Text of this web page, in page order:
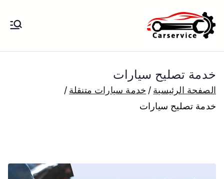
إلى
المحتوى
الكويت
بنشر متنقل الكويت كهرباء وبنشر تبديل
بارخص الاسعار
خدمة تصليح سيارات
الصفحة الرئيسية
خدمة سيارات متنقلة
خدمة تصليح سيارات